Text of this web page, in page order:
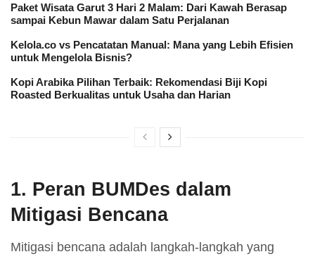
Paket Wisata Garut 3 Hari 2 Malam: Dari Kawah Berasap
sampai Kebun Mawar dalam Satu Perjalanan
Kelola.co vs Pencatatan Manual: Mana yang Lebih Efisien
untuk Mengelola Bisnis?
Kopi Arabika Pilihan Terbaik: Rekomendasi Biji Kopi
Roasted Berkualitas untuk Usaha dan Harian
1. Peran BUMDes dalam
Mitigasi Bencana
Mitigasi bencana adalah langkah-langkah yang